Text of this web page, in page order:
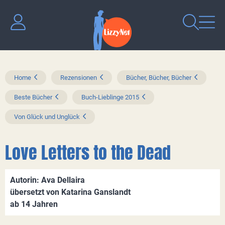
Home Rezensionen Bücher, Bücher, Bücher
Beste Bücher Buch-Lieblinge 2015
Von Glück und Unglück
Love Letters to the Dead
Autorin: Ava Dellaira
übersetzt von Katarina Ganslandt
ab 14 Jahren